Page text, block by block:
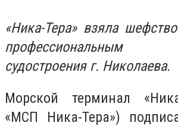
«Ника-Тера» взяла
профессиональным
судостроения г. Николаева.
Морской терминал
«МСП Ника-Тера»)